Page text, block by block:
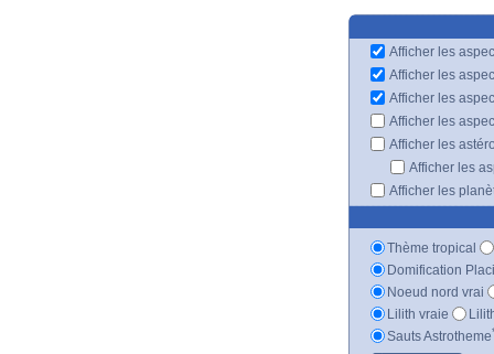
Afficher les
Afficher les
Afficher les
Afficher les
Afficher les
Afficher les
Afficher les
Thème tropical
Domification
Noeud nord vrai
Lilith vraie
Sauts Astrotheme